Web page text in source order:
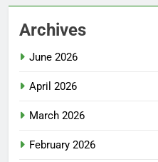
Archives
June 2026
April 2026
March 2026
February 2026